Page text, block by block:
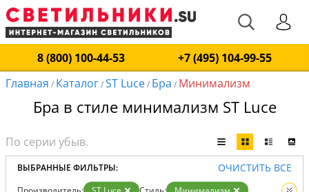
8 (800) 100-44-53
+7 (495) 104-99-55
Главная / Каталог/ST Luce/ Бра / Минимализм
Бра в стиле минимализм ST Luce
ВЫБРАННЫЕ ФИЛЬТРЫ: ОЧИСТИТЬ ВСЕ